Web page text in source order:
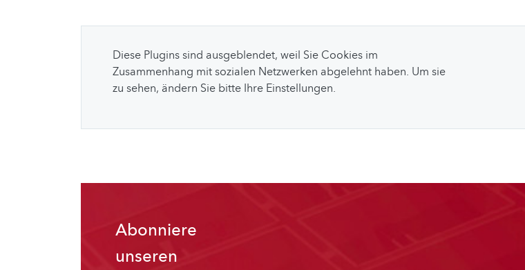
Diese Plugins sind ausgeblendet, weil Sie Cookies im
Zusammenhang mit sozialen Netzwerken abgelehnt haben. Um sie
zu sehen, ändern Sie bitte Ihre Einstellungen.
Abonniere
unseren